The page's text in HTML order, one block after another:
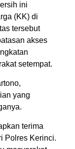
ini
(KK) di
tersebut
akses
setempat.
yang
terima
Polres Kerinci.